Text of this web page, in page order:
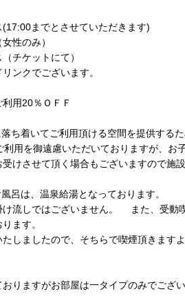
(17:00までとさせていただきます)
性のみ）
チケットにて）
ンクでございます。
用20％ＯＦＦ
ち着いてご利用頂ける空間を提供するた
用を御遠慮いただいておりますが、お
けさせて頂く場合もございますので施
呂は、温泉給湯となっております。
流しではございません。 また、受動
ます。
しましたので、そちらで喫煙頂きます
りますがお部屋は一タイプのみでござ